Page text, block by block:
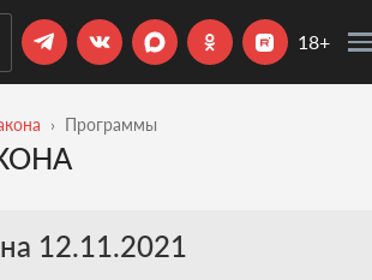
18+
Программы
12.11.2021